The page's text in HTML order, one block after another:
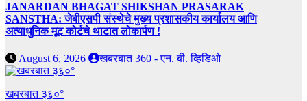
JANARDAN BHAGAT SHIKSHAN PRASARAK
SANSTHA: जेबीएसपी संस्थेचे मुख्य प्रशासकीय कार्यालय आणि
अत्याधुनिक मूट कोर्टचे थाटात लोकार्पण !
August 6, 2026 खबरबात 360 - एन. बी. व्हिडिओ
खबरबात ३६०°